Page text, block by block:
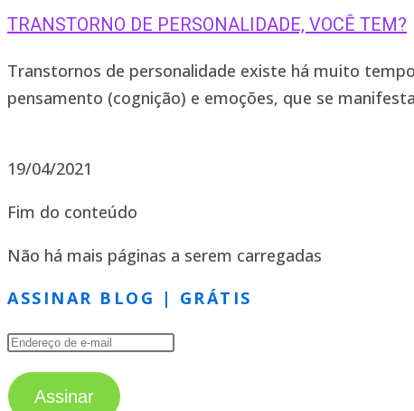
TRANSTORNO DE PERSONALIDADE, VOCÊ TEM?
Transtornos de personalidade existe há muito
pensamento (cognição) e emoções, que se
19/04/2021
Fim do conteúdo
Não há mais páginas a serem carregadas
ASSINAR BLOG | GRÁTIS
ENDEREÇO
E-
Assinar